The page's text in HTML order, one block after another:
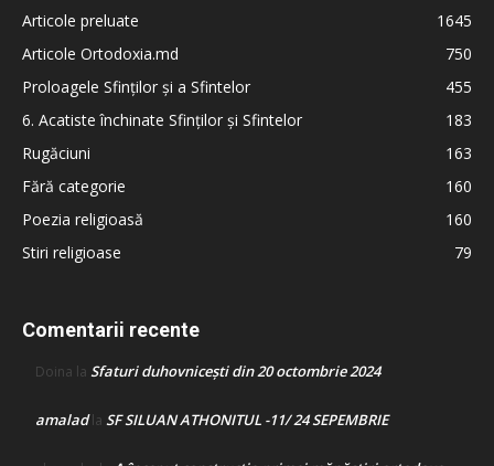
Articole preluate
1645
Articole Ortodoxia.md
750
Proloagele Sfinților și a Sfintelor
455
6. Acatiste închinate Sfinților și Sfintelor
183
Rugăciuni
163
Fără categorie
160
Poezia religioasă
160
Stiri religioase
79
Comentarii recente
Doina la Sfaturi duhovnicești din 20 octombrie 2024
amaladla SF SILUAN ATHONITUL -11/ 24 SEPEMBRIE